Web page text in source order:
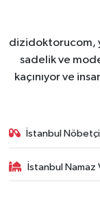
dizidoktorucom,
sadelik ve
kaçınıyor ve
İstanbul
İstanbul Namaz